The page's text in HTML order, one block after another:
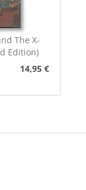
The X-
Edition)
14,95 €